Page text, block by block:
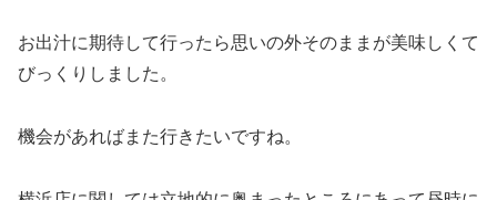
お出汁に期待して行ったら思いの外そのままが美味しくて
びっくりしました。
機会があればまた行きたいですね。